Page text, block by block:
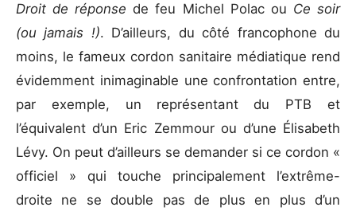
Droit de réponsede feu Michel Polac ou Ce soir
(ou jamais !). D’ailleurs, du côté francophone du
moins, le fameux cordon sanitaire médiatique rend
évidemment inimaginable une confrontation entre,
par exemple, un représentant du PTB et
l’équivalent d’un Eric Zemmour ou d’une Élisabeth
Lévy. On peut d’ailleurs se demander si ce cordon «
officiel » qui touche principalement l’extrême-
droite ne se double pas de plus en plus d’un